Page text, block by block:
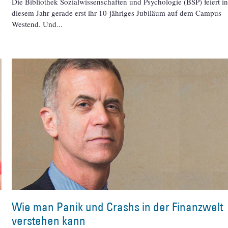
diesem Jahr gerade erst ihr 10-jähriges Jubiläum auf dem Campus
Westend. Und
Wie man Panik und Crashs in der Finanzwelt
verstehen kann